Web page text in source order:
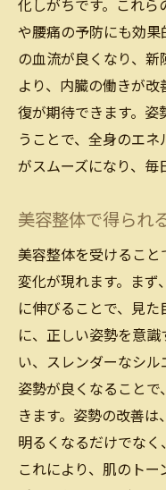
化しがちです。これら
や腰痛の予防にも効果
の血流が良くなり、新
より、内臓の働きが
復が期待できます。姿
うことで、全身のエ
がスムーズになり、毎
美容整体で得られ
美容整体を受けること
変化が現れます。まず
に伸びることで、見
に、正しい姿勢を意
い、スレンダーなシル
姿勢が良くなること
きます。姿勢の改善
明るくなるだけでなく
これにより、肌のト